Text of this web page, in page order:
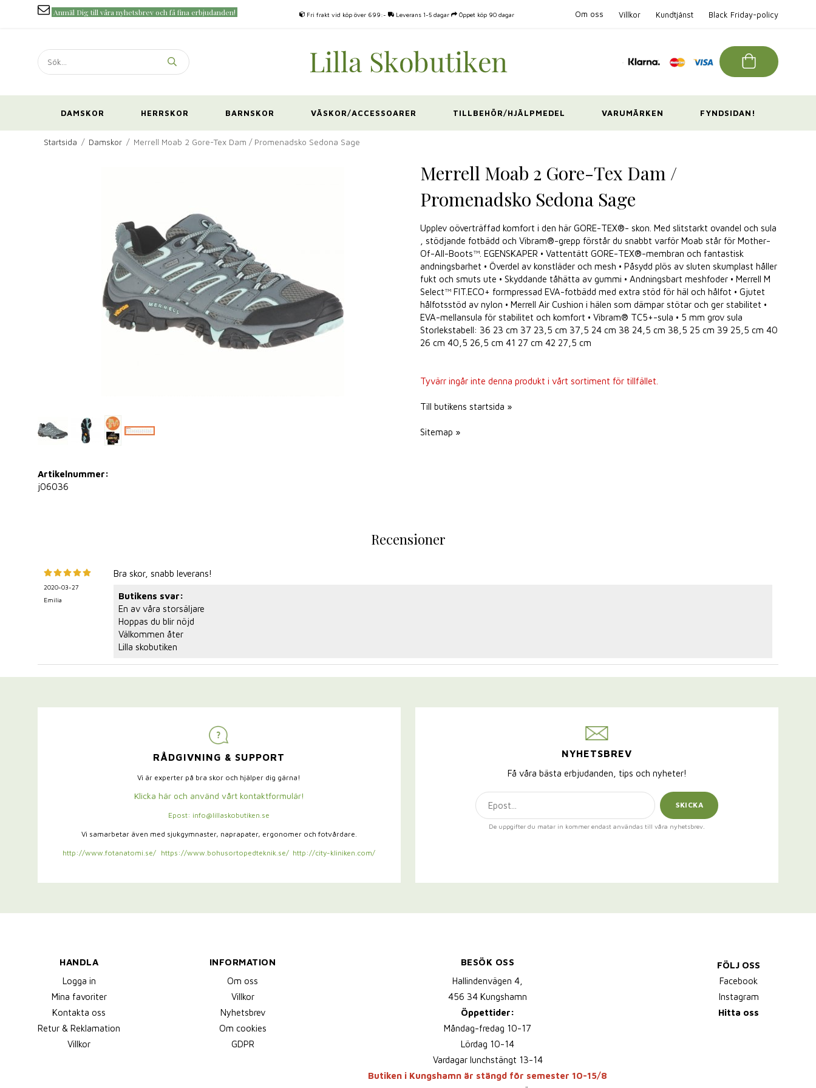
Anmäl Dig till våra nyhetsbrev och få fina erbjudanden! Fri frakt vid köp över 699:- Leverans 1-5 dagar Öppet köp 90 dagar Om oss Villkor Kundtjänst Black Friday-policy
DAMSKOR HERRSKOR BARNSKOR VÄSKOR/ACCESSOARER TILLBEHÖR/HJÄLPMEDEL VARUMÄRKEN FYNDSIDAN!
Startsida / Damskor / Merrell Moab 2 Gore-Tex Dam / Promenadsko Sedona Sage
Merrell Moab 2 Gore-Tex Dam /
Promenadsko Sedona Sage
Upplev oöverträffad komfort i den här GORE-TEX®- skon. Med slitstarkt ovandel och sula
, stödjande fotbädd och Vibram®-grepp förstår du snabbt varför Moab står för Mother-
Of-All-Boots™. EGENSKAPER • Vattentätt GORE-TEX®-membran och fantastisk
andningsbarhet • Överdel av konstläder och mesh • Påsydd plös av sluten skumplast håller
fukt och smuts ute • Skyddande tåhätta av gummi • Andningsbart meshfoder • Merrell M
Select™ FIT.ECO+ formpressad EVA-fotbädd med extra stöd för häl och hålfot • Gjutet
hålfotsstöd av nylon • Merrell Air Cushion i hälen som dämpar stötar och ger stabilitet •
EVA-mellansula för stabilitet och komfort • Vibram® TC5+-sula • 5 mm grov sula
Storlekstabell: 36 23 cm 37 23,5 cm 37,5 24 cm 38 24,5 cm 38,5 25 cm 39 25,5 cm 40
26 cm 40,5 26,5 cm 41 27 cm 42 27,5 cm
Tyvärr ingår inte denna produkt i vårt sortiment för tillfället.
Till butikens startsida »
Sitemap »
Artikelnummer:
j06036
Recensioner
2020-03-27
Emilia
Bra skor, snabb leverans!
Butikens svar:
En av våra storsäljare
Hoppas du blir nöjd
Välkommen åter
Lilla skobutiken
RÅDGIVNING & SUPPORT
Vi är experter på bra skor och hjälper dig gärna!
Klicka här och använd vårt kontaktformulär!
Epost: info@lillaskobutiken.se
Vi samarbetar även med sjukgymnaster, naprapater, ergonomer och fotvårdare.
http://www.fotanatomi.se/ https://www.bohusortopedteknik.se/ http://city-kliniken.com/
NYHETSBREV
Få våra bästa erbjudanden, tips och nyheter!
SKICKA
De uppgifter du matar in kommer endast användas till våra nyhetsbrev.
HANDLA
Logga in
Mina favoriter
Kontakta oss
Retur & Reklamation
Villkor
INFORMATION
Om oss
Villkor
Nyhetsbrev
Om cookies
GDPR
BESÖK OSS
Hallindenvägen 4,
456 34 Kungshamn
Öppettider:
Måndag-fredag 10-17
Lördag 10-14
Vardagar lunchstängt 13-14
Butiken i Kungshamn är stängd för semester 10-15/8
FÖLJ OSS
Facebook
Instagram
Hitta oss